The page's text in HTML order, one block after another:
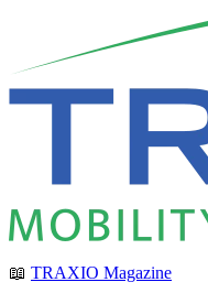
📖 TRAXIO Magazine